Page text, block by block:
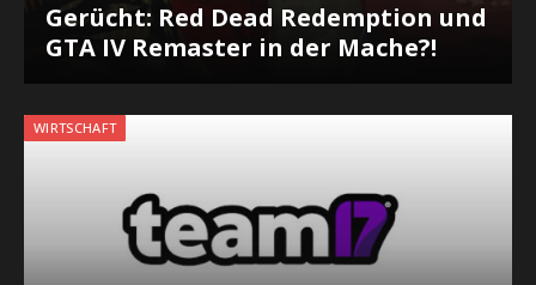
Gerücht: Red Dead Redemption und
GTA IV Remaster in der Mache?!
WIRTSCHAFT